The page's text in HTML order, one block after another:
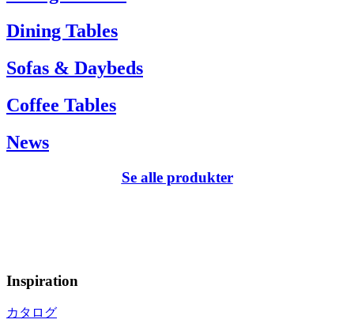
Dining Tables
Sofas & Daybeds
Coffee Tables
News
Se alle produkter
Inspiration
カタログ